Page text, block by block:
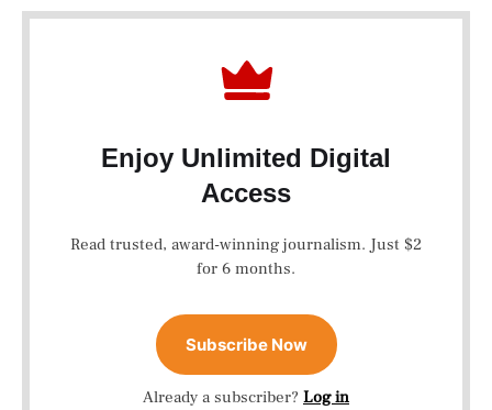
Enjoy Unlimited Digital
Access
Read trusted, award-winning journalism. Just $2
for 6 months.
Subscribe Now
Already a subscriber? Log in